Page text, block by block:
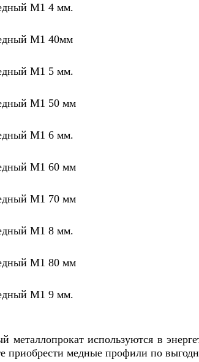
М1 4 мм.
М1 40мм
М1 5 мм.
М1 50 мм
М1 6 мм.
М1 60 мм
М1 70 мм
М1 8 мм.
М1 80 мм
М1 9 мм.
металлопрокат используются в
приобрести медные профили по